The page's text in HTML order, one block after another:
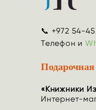
📞 +972 54-
Телефон и
«Книжники
Интернет-